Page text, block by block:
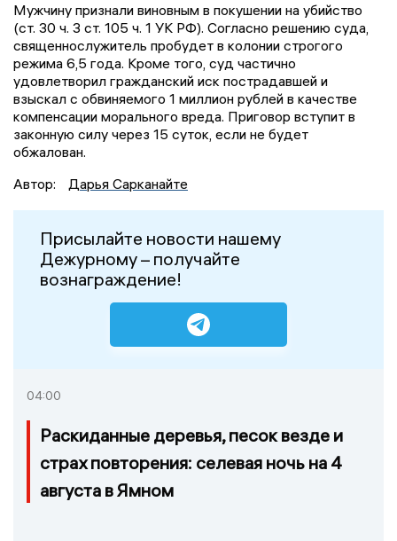
Мужчину признали виновным в покушении на убийство
(ст. 30 ч. 3 ст. 105 ч. 1 УК РФ). Согласно решению суда,
священнослужитель пробудет в колонии строгого
режима 6,5 года. Кроме того, суд частично
удовлетворил гражданский иск пострадавшей и
взыскал с обвиняемого 1 миллион рублей в качестве
компенсации морального вреда. Приговор вступит в
законную силу через 15 суток, если не будет
обжалован.
Автор:
Дарья Сарканайте
Присылайте новости нашему
Дежурному – получайте
вознаграждение!
04:00
Раскиданные деревья, песок везде и
страх повторения: селевая ночь на 4
августа в Ямном